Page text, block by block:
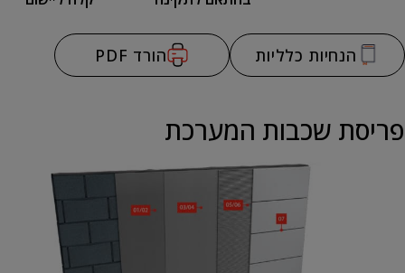
הנחיות כלליות הורד PDF
פריסת שכבות המערכת